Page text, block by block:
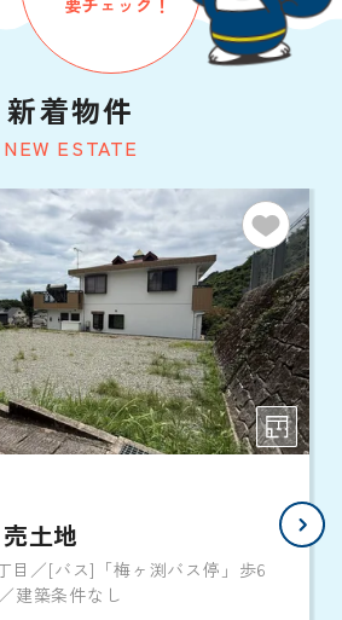
NEW ESTATE
新着物件
土地
目／[バス]「梅ヶ渕バス停」歩6
建築条件なし